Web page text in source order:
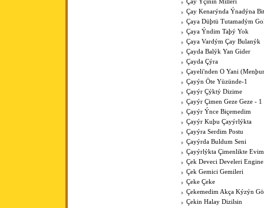
Çay Ýçinin Milleri
Çay Kenarýnda Ýnadýna
Çaya Düþtü Tutamadým
Çaya Ýndim Taþý Yok
Çaya Vardým Çay Bulanýk
Çayda Balýk Yan Gider
Çayda Çýra
Çayeli'nden O Yani
Çayýn Öte Yüzünde-1
Çayýr Çýktý Dizime
Çayýr Çimen Geze Geze - 1
Çayýr Ýnce Biçemedim
Çayýr Kuþu Çayýrlýkta
Çayýra Serdim Postu
Çayýrda Buldum Seni
Çayýrlýkta Çimenlikte
Çek Deveci Develeri Engine
Çek Gemici Gemileri
Çeke Çeke
Çekemedim Akça Kýzýn
Çekin Halay Dizilsin